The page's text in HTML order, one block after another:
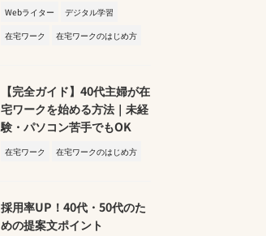
Webライター
デジタル学習
在宅ワーク
在宅ワークのはじめ方
【完全ガイド】40代主婦が在
宅ワークを始める方法｜未経
験・パソコン苦手でもOK
在宅ワーク 在宅ワークのはじめ方
採用率UP！40代・50代のた
めの提案文ポイント